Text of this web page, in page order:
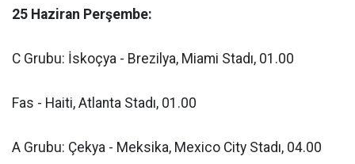
25 Haziran Perşembe:
C Grubu: İskoçya - Brezilya, Miami Stadı, 01.00
Fas - Haiti, Atlanta Stadı, 01.00
A Grubu: Çekya - Meksika, Mexico City Stadı, 04.00